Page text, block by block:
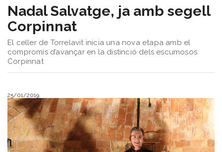
Nadal Salvatge, ja amb segell
Corpinnat
El celler de Torrelavit inicia una nova etapa amb el
compromís d’avançar en la distinció dels escumosos
Corpinnat
25/01/2019